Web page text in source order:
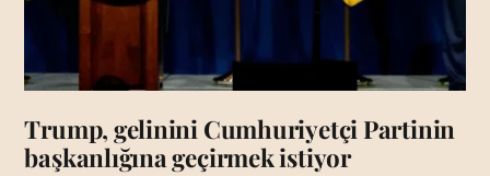
Trump, gelinini Cumhuriyetçi Partinin
başkanlığına geçirmek istiyor